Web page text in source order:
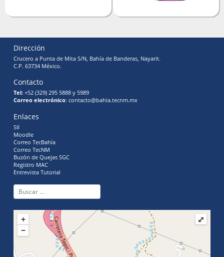
Dirección
Crucero a Punta de Mita S/N, Bahía de Banderas, Nayarit.
C.P. 63734 México.
Contacto
Tel: +52 (329) 295 5888 y 5989
Correo electrónico: contacto@bahia.tecnm.mx
Enlaces
SII
Moodle
Correo TecBahía
Correo TecNM
Buzón de Quejas SGC
Registro MAC
Entrevista Tutorial
+
−
⤢